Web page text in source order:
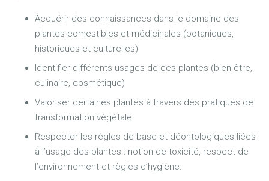
Acquérir des connaissances dans le domaine des
plantes comestibles et médicinales (botaniques,
historiques et culturelles)
Identifier différents usages de ces plantes (bien-être,
culinaire, cosmétique)
Valoriser certaines plantes à travers des pratiques de
transformation végétale
Respecter les règles de base et déontologiques liées
à l’usage des plantes : notion de toxicité, respect de
l’environnement et règles d’hygiène.